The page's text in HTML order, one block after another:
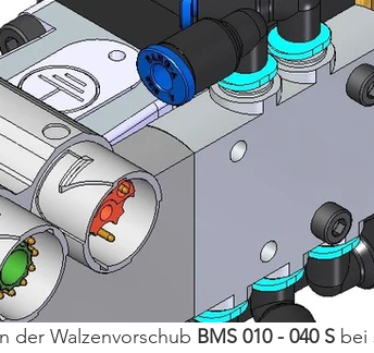
der Walzenvorschub BMS 010 - 040 S